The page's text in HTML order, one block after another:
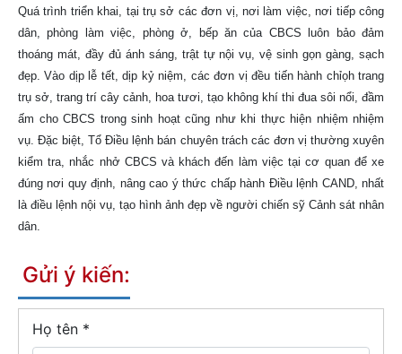
Quá trình triển khai, tại trụ sở các đơn vị, nơi làm việc, nơi tiếp công
dân, phòng làm việc, phòng ở, bếp ăn của CBCS luôn bảo đảm
thoáng mát, đầy đủ ánh sáng, trật tự nội vụ, vệ sinh gọn gàng, sạch
đẹp. Vào dịp lễ tết, dịp kỷ niệm, các đơn vị đều tiến hành chỉọh trang
trụ sở, trang trí cây cảnh, hoa tươi, tạo không khí thi đua sôi nổi, đầm
ấm cho CBCS trong sinh hoạt cũng như khi thực hiện nhiệm nhiệm
vụ. Đặc biệt, Tổ Điều lệnh bán chuyên trách các đơn vị thường xuyên
kiểm tra, nhắc nhở CBCS và khách đến làm việc tại cơ quan để xe
đúng nơi quy định, nâng cao ý thức chấp hành Điều lệnh CAND, nhất
là điều lệnh nội vụ, tạo hình ảnh đẹp về người chiến sỹ Cảnh sát nhân
dân.
Gửi ý kiến:
Họ tên *